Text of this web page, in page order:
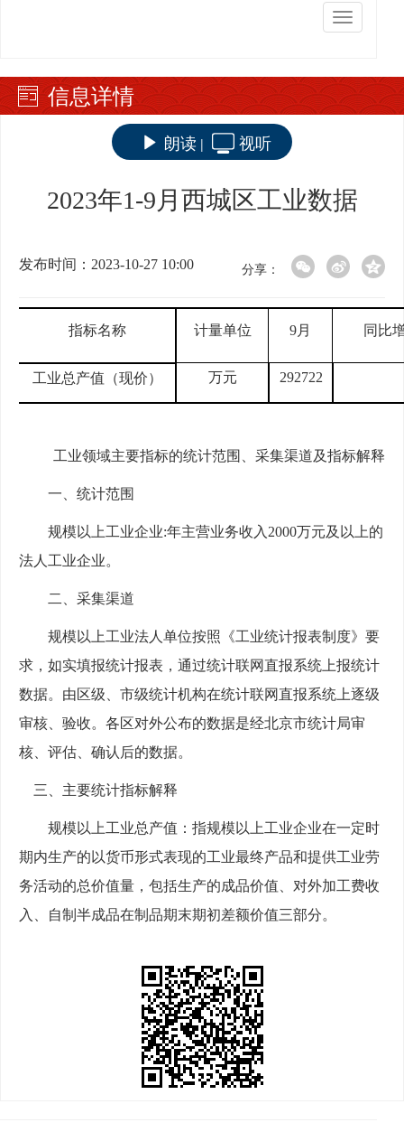
切
换
航
信息详情
朗读 | 视听
2023年1-9月西城区工业数据
发布时间：2023-10-27 10:00 分享：
指标名称 计量单位 9月 同比
工业总产值（现价） 万元 292722
工业领域主要指标的统计范围、采集渠道及指标解释
一、统计范围
规模以上工业企业:年主营业务收入2000万元及以上的
法人工业企业。
二、采集渠道
规模以上工业法人单位按照《工业统计报表制度》要
求，如实填报统计报表，通过统计联网直报系统上报统计
数据。由区级 、市级统计机构在统计联网直报系统 上逐级
审核、验收。 各区对外公布的数据是经北京市统计局审
核、评估、确认后的数据。
三、主要统计指标解释
规模以上工业总产值：指规模以上工业企业在一定时
期内生产的以货币形式表现的工业最终产品和提供工业劳
务活动的总价值量，包括生产的成品价值、对外加工费收
入、自制半成品在制品期末期初差额价值三部分。